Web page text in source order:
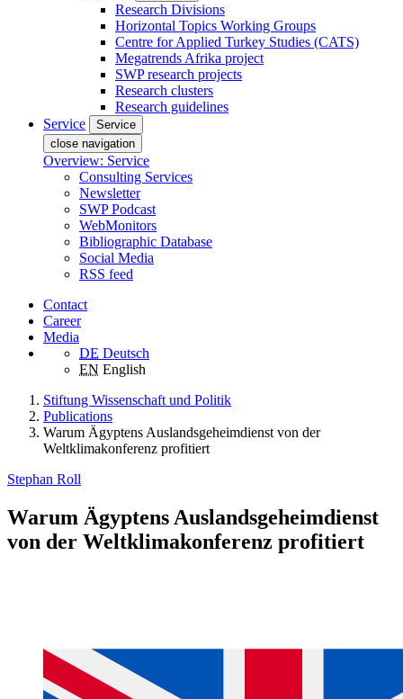
Research Divisions
Horizontal Topics Working Groups
Centre for Applied Turkey Studies (CATS)
Megatrends Afrika project
SWP research projects
Research clusters
Research guidelines
Service
Service
close navigation
Overview: Service
Consulting Services
Newsletter
SWP Podcast
WebMonitors
Bibliographic Database
Social Media
RSS feed
Contact
Career
Media
DE Deutsch
EN English
Stiftung Wissenschaft und Politik
Publications
Warum Ägyptens Auslandsgeheimdienst von der
Weltklimakonferenz profitiert
Stephan Roll
Warum Ägyptens Auslandsgeheimdienst
von der Weltklimakonferenz profitiert